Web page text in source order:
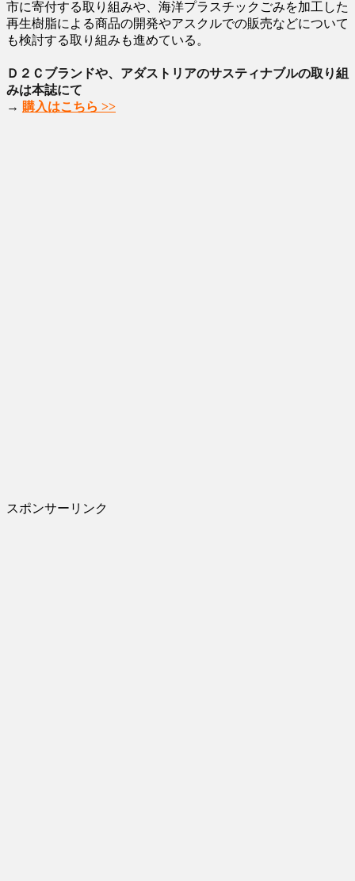
市に寄付する取り組みや、海洋プラスチックごみを加工した
再生樹脂による商品の開発やアスクルでの販売などについて
も検討する取り組みも進めている。
Ｄ２Ｃブランドや、アダストリアのサスティナブルの取り組
みは本誌にて
→ 購入はこちら >>
スポンサーリンク